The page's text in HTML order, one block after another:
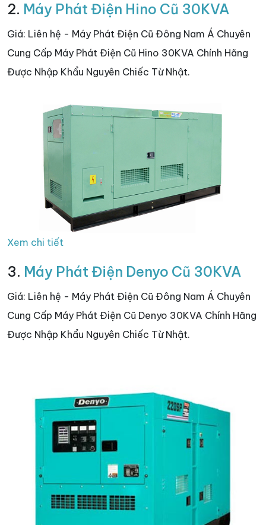
2. Máy Phát Điện Hino Cũ 30KVA
Giá: Liên hệ - Máy Phát Điện Cũ Đông Nam Á Chuyên
Cung Cấp Máy Phát Điện Cũ Hino 30KVA Chính Hãng
Được Nhập Khẩu Nguyên Chiếc Từ Nhật.
Xem chi tiết
3. Máy Phát Điện Denyo Cũ 30KVA
Giá: Liên hệ - Máy Phát Điện Cũ Đông Nam Á Chuyên
Cung Cấp Máy Phát Điện Cũ Denyo 30KVA Chính Hãng
Được Nhập Khẩu Nguyên Chiếc Từ Nhật.